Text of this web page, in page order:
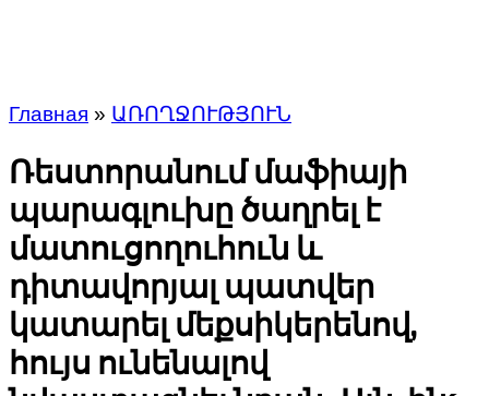
Главная » ԱՌՈՂՋՈՒԹՅՈՒՆ
Ռեստորանում մաֆիայի
պարագլուխը ծաղրել է
մատուցողուհուն և
դիտավորյալ պատվեր
կատարել մեքսիկերենով,
հույս ունենալով